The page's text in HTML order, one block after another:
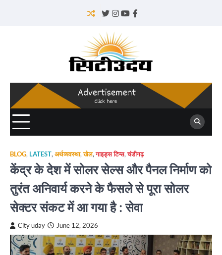
Twitter
Instagram
YouTube
Facebook
BLOG, LATEST, अर्थव्यवस्था,खेल,गाइड्स टिप्स,चंडीगढ़
केंद्र के देश में सोलर सेल्स और पैनल निर्माण को
तुरंत अनिवार्य करने के फैसले से पूरा सोलर
सेक्टर संकट में आ गया है : सेवा
City uday June 12, 2026